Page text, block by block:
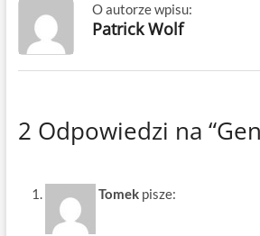
O autorze wpisu:
Patrick Wolf
2 Odpowiedzi na
Tomek pisze: